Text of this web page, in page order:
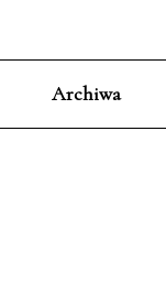
Archiwa